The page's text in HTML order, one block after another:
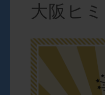
大阪ヒ